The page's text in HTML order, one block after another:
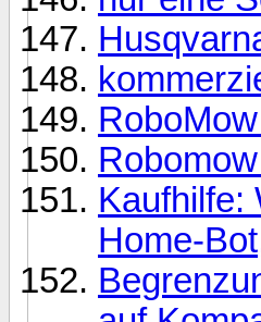
Kaufhilfe:
Home-